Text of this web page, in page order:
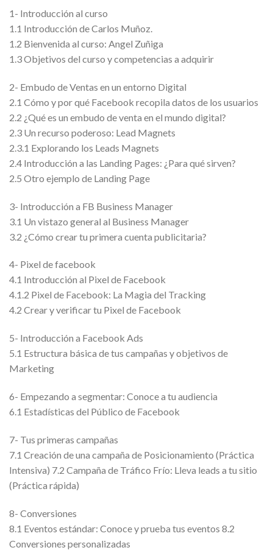
1- Introducción al curso
1.1 Introducción de Carlos Muñoz.
1.2 Bienvenida al curso: Angel Zuñiga
1.3 Objetivos del curso y competencias a adquirir
2- Embudo de Ventas en un entorno Digital
2.1 Cómo y por qué Facebook recopila datos de los usuarios
2.2 ¿Qué es un embudo de venta en el mundo digital?
2.3 Un recurso poderoso: Lead Magnets
2.3.1 Explorando los Leads Magnets
2.4 Introducción a las Landing Pages: ¿Para qué sirven?
2.5 Otro ejemplo de Landing Page
3- Introducción a FB Business Manager
3.1 Un vistazo general al Business Manager
3.2 ¿Cómo crear tu primera cuenta publicitaria?
4- Pixel de facebook
4.1 Introducción al Pixel de Facebook
4.1.2 Pixel de Facebook: La Magia del Tracking
4.2 Crear y verificar tu Pixel de Facebook
5- Introducción a Facebook Ads
5.1 Estructura básica de tus campañas y objetivos de
Marketing
6- Empezando a segmentar: Conoce a tu audiencia
6.1 Estadísticas del Público de Facebook
7- Tus primeras campañas
7.1 Creación de una campaña de Posicionamiento (Práctica
Intensiva) 7.2 Campaña de Tráfico Frío: Lleva leads a tu sitio
(Práctica rápida)
8- Conversiones
8.1 Eventos estándar: Conoce y prueba tus eventos 8.2
Conversiones personalizadas